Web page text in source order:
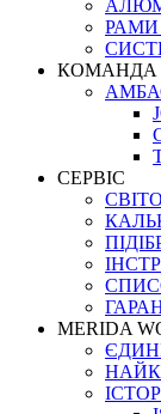
РАМИ
КОМАНДА
СЕРВІС
MERIDA